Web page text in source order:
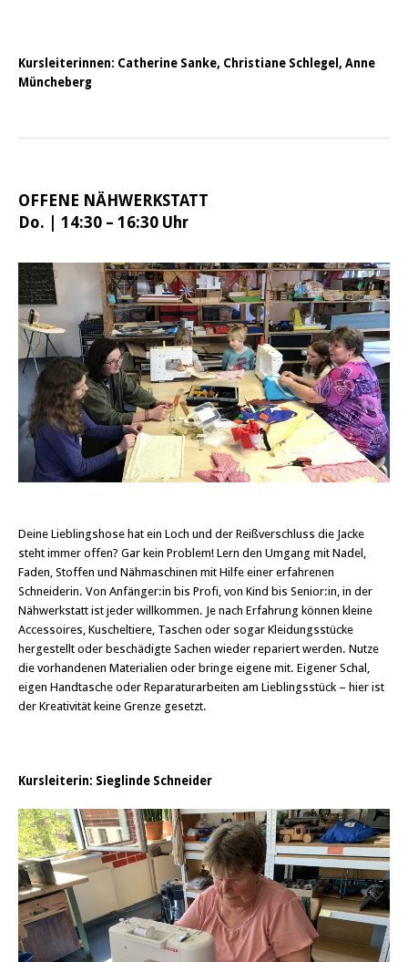
Kursleiterinnen: Catherine Sanke, Christiane Schlegel, Anne
Müncheberg
OFFENE NÄHWERKSTATT
Do. | 14:30 – 16:30 Uhr
Deine Lieblingshose hat ein Loch und der Reißverschluss die Jacke
steht immer offen? Gar kein Problem! Lern den Umgang mit Nadel,
Faden, Stoffen und Nähmaschinen mit Hilfe einer erfahrenen
Schneiderin. Von Anfänger:in bis Profi, von Kind bis Senior:in, in der
Nähwerkstatt ist jeder willkommen. Je nach Erfahrung können kleine
Accessoires, Kuscheltiere, Taschen oder sogar Kleidungsstücke
hergestellt oder beschädigte Sachen wieder repariert werden. Nutze
die vorhandenen Materialien oder bringe eigene mit. Eigener Schal,
eigen Handtasche oder Reparaturarbeiten am Lieblingsstück – hier ist
der Kreativität keine Grenze gesetzt.
Kursleiterin: Sieglinde Schneider